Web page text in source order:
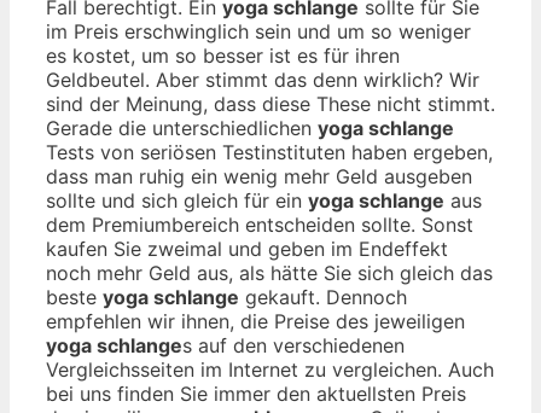
Fall berechtigt. Ein yoga schlange sollte für Sie
im Preis erschwinglich sein und um so weniger
es kostet, um so besser ist es für ihren
Geldbeutel. Aber stimmt das denn wirklich? Wir
sind der Meinung, dass diese These nicht stimmt.
Gerade die unterschiedlichen yoga schlange
Tests von seriösen Testinstituten haben ergeben,
dass man ruhig ein wenig mehr Geld ausgeben
sollte und sich gleich für ein yoga schlange aus
dem Premiumbereich entscheiden sollte. Sonst
kaufen Sie zweimal und geben im Endeffekt
noch mehr Geld aus, als hätte Sie sich gleich das
beste yoga schlange gekauft. Dennoch
empfehlen wir ihnen, die Preise des jeweiligen
yoga schlanges auf den verschiedenen
Vergleichsseiten im Internet zu vergleichen. Auch
bei uns finden Sie immer den aktuellsten Preis